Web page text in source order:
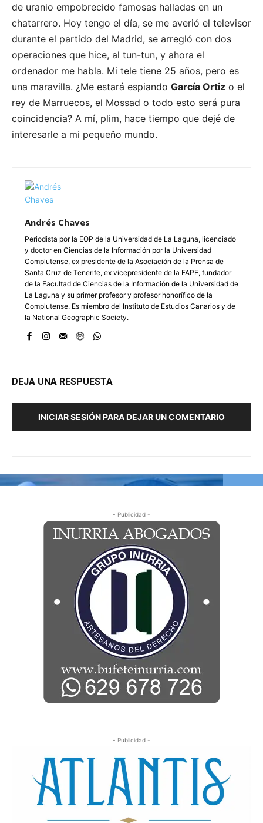
de uranio empobrecido famosas halladas en un
chatarrero. Hoy tengo el día, se me averió el televisor
durante el partido del Madrid, se arregló con dos
operaciones que hice, al tun-tun, y ahora el
ordenador me habla. Mi tele tiene 25 años, pero es
una maravilla. ¿Me estará espiando García Ortiz o el
rey de Marruecos, el Mossad o todo esto será pura
coincidencia? A mí, plim, hace tiempo que dejé de
interesarle a mi pequeño mundo.
Andrés Chaves
Periodista por la EOP de la Universidad de La Laguna, licenciado
y doctor en Ciencias de la Información por la Universidad
Complutense, ex presidente de la Asociación de la Prensa de
Santa Cruz de Tenerife, ex vicepresidente de la FAPE, fundador
de la Facultad de Ciencias de la Información de la Universidad de
La Laguna y su primer profesor y profesor honorífico de la
Complutense. Es miembro del Instituto de Estudios Canarios y de
la National Geographic Society.
DEJA UNA RESPUESTA
INICIAR SESIÓN PARA DEJAR UN COMENTARIO
- Publicidad -
- Publicidad -